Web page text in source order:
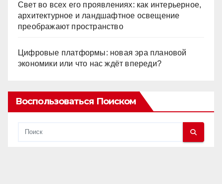
Свет во всех его проявлениях: как интерьерное,
архитектурное и ландшафтное освещение
преображают пространство
Цифровые платформы: новая эра плановой
экономики или что нас ждёт впереди?
Воспользоваться Поиском